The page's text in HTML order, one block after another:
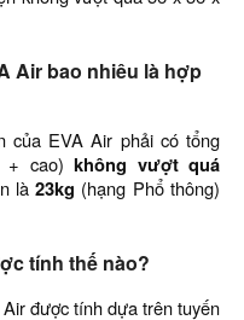
Air bao nhiêu là hợp
của EVA Air phải có tổng
+ cao)không vượt quá
là23kg (hạng Phổ thông)
tính thế nào?
được tính dựa trên tuyến